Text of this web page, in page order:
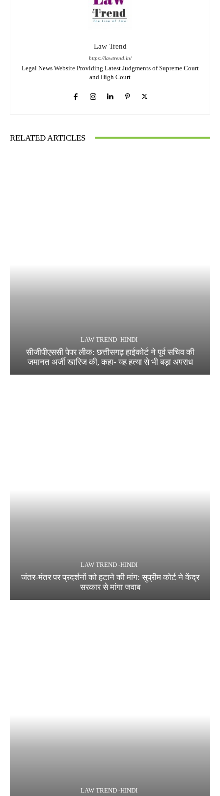
Law Trend
https://lawtrend.in/
Legal News Website Providing Latest Judgments of Supreme Court
and High Court
RELATED ARTICLES
LAW TREND -HINDI
सीजीपीएससी पेपर लीक: छत्तीसगढ़ हाईकोर्ट ने पूर्व सचिव की
जमानत अर्जी खारिज की, कहा- यह हत्या से भी बड़ा अपराध
LAW TREND -HINDI
जंतर-मंतर पर प्रदर्शनों को हटाने की मांग: सुप्रीम कोर्ट ने केंद्र
सरकार से मांगा जवाब
LAW TREND -HINDI